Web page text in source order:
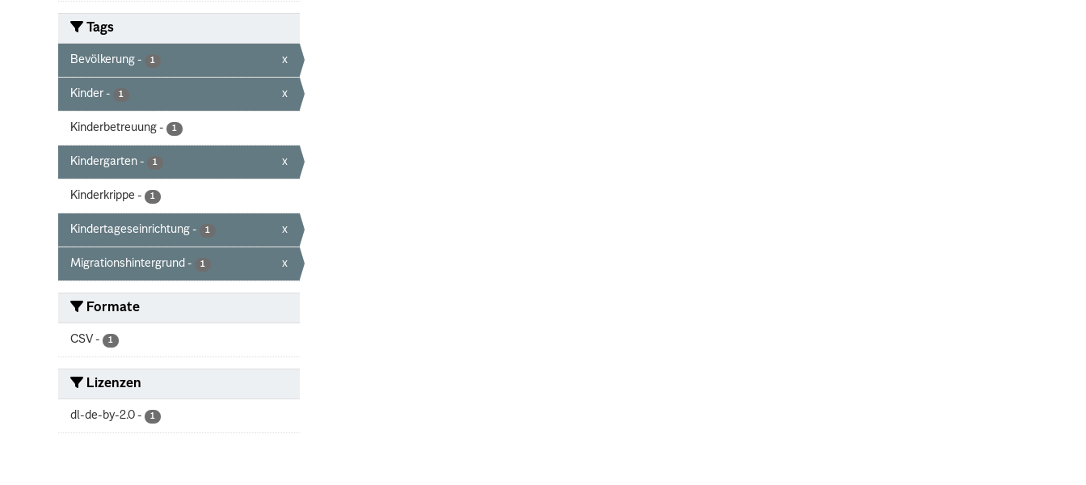
Tags
Bevölkerung - 1 x
Kinder - 1 x
Kinderbetreuung - 1
Kindergarten - 1 x
Kinderkrippe - 1
Kindertageseinrichtung - 1 x
Migrationshintergrund - 1 x
Formate
CSV - 1
Lizenzen
dl-de-by-2.0 - 1